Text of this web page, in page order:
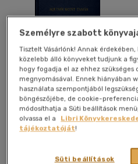
Angol - olasz - magyar
Francia(5)
Horvát(1)
Latin (2)
Magyar - latin(4)
több nyelv megjelenítése
Vélemény szerint
A teológia összegzése
Aquinói Szent Tamás
Személyre szabott
Tisztelt Vásárlónk! Annak
közelebb álló könyveket tudjunk a
hogy fogadja el az ehhez szükséges
megnyomásával. Ennek hiányában
használata szempontjából
böngészőjébe, de cookie-
módosíthatja a Süti beállítások
olvassa el a
Libri
tájékoztatóját!
Süti beállítások